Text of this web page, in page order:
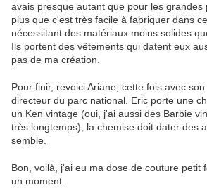
avais presque autant que pour les grandes
plus que c'est très facile à fabriquer dans
nécessitant des matériaux moins solides
Ils portent des vêtements qui datent eux
pas de ma création.
Pour finir, revoici Ariane, cette fois avec
directeur du parc national. Eric porte une
un Ken vintage (oui, j'ai aussi des Barbie
très longtemps), la chemise doit dater des
semble.
Bon, voilà, j'ai eu ma dose de couture petit
un moment.